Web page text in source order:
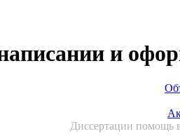
и
Диссертации помощь